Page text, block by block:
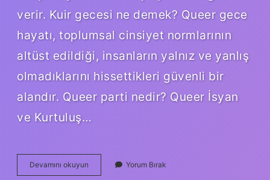
verir. Kuir gecesi ne demek? Queer gece
hayatı, toplumsal cinsiyet normlarının
altüst edildiği, insanların yalnız ve yanlış
olmadıklarını hissettikleri güvenli bir
alandır. Queer parti nedir? Queer İsyan
ve Kurtuluş…
Devamını okuyun
Ilişki
Yorum Bırak